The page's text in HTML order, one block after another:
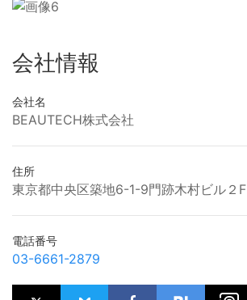
会社情報
会社名
BEAUTECH株式会社
住所
東京都中央区築地6-1-9門跡木村ビル２F
電話番号
03-6661-2879